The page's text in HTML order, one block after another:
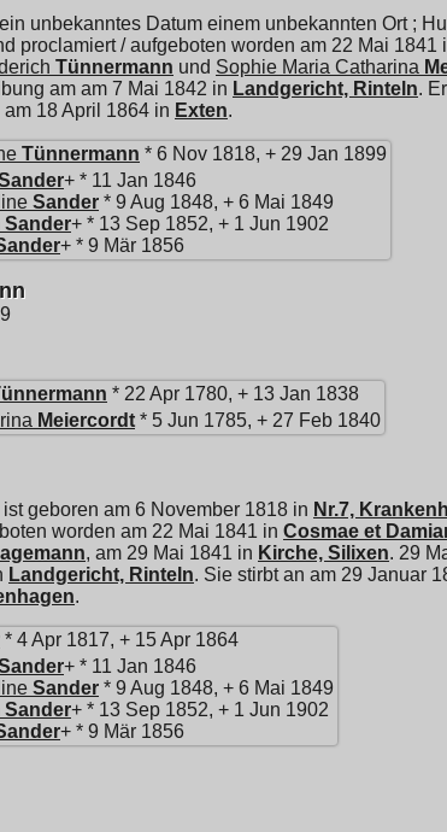
unbekanntes Datum einem unbekannten Ort ;
proclamiert / aufgeboten worden am 22 Mai 1841
Tünnermann und Sophie Maria Catharina
am am 7 Mai 1842 in Landgericht, Rinteln.
18 April 1864 in Exten.
Tünnermann * 6 Nov 1818, + 29 Jan 1899
+ * 11 Jan 1846
Sander * 9 Aug 1848, + 6 Mai 1849
Sander+ * 13 Sep 1852, + 1 Jun 1902
+ * 9 Mär 1856
* 22 Apr 1780, + 13 Jan 1838
Meiercordt * 5 Jun 1785, + 27 Feb 1840
ist geboren am 6 November 1818 in Nr.7,
worden am 22 Mai 1841 in Cosmae et
, am 29 Mai 1841 in Kirche, Silixen. 29
Landgericht, Rinteln. Sie stirbt an am 29 Januar
.
* 4 Apr 1817, + 15 Apr 1864
+ * 11 Jan 1846
Sander * 9 Aug 1848, + 6 Mai 1849
Sander+ * 13 Sep 1852, + 1 Jun 1902
+ * 9 Mär 1856